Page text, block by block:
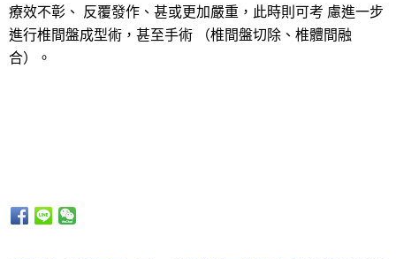
療效不彰、 反覆發作、甚或更加嚴重，此時則可考 慮進一步
進行椎間盤成型術，甚至手術 （椎間盤切除、椎體間融
合）。